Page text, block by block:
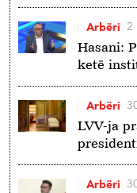
Hasani:
ketë
Arbëri 2
LVV-ja
Arbëri
Arbëri